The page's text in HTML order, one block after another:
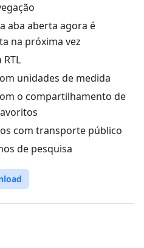
aba aberta agora é
na próxima vez
unidades de medida
o compartilhamento de
com transporte público
de pesquisa